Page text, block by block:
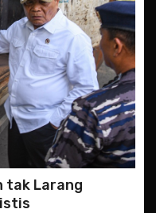
tak Larang